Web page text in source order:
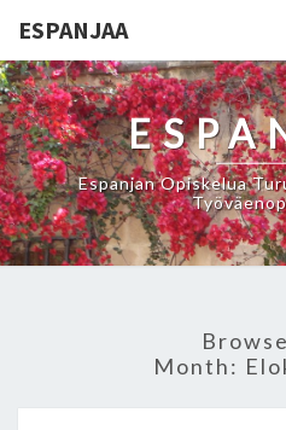
ESPANJAA
Espanjan Opiskelua
Month: